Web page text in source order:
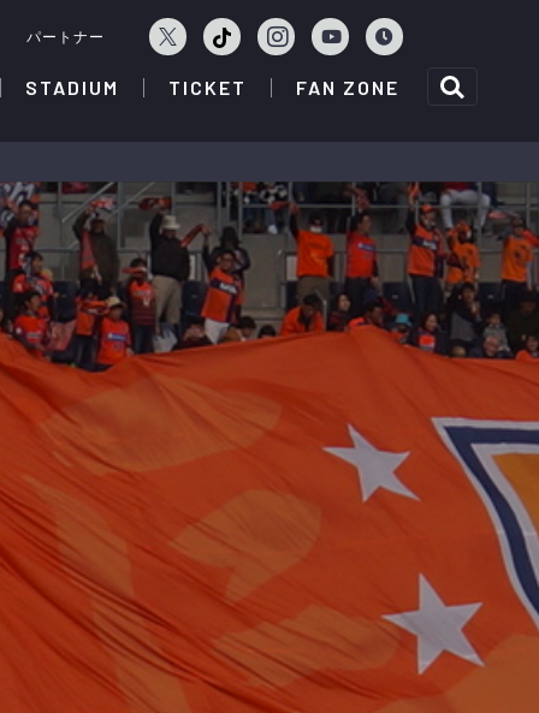
パートナー
STADIUM TICKET FAN ZONE